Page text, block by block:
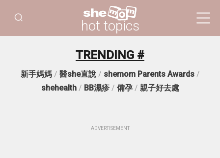
hot topics
TRENDING #
新手媽媽/ 醫she直說/ shemom Parents Awards/
shehealth/ BB濕疹/ 備孕/ 親子好去處
ADVERTISEMENT